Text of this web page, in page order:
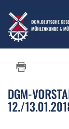
DGM-
12./